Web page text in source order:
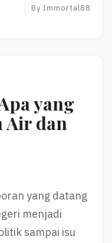
By Immortal88
yang
Air dan
yang datang
menjadi
sampai isu